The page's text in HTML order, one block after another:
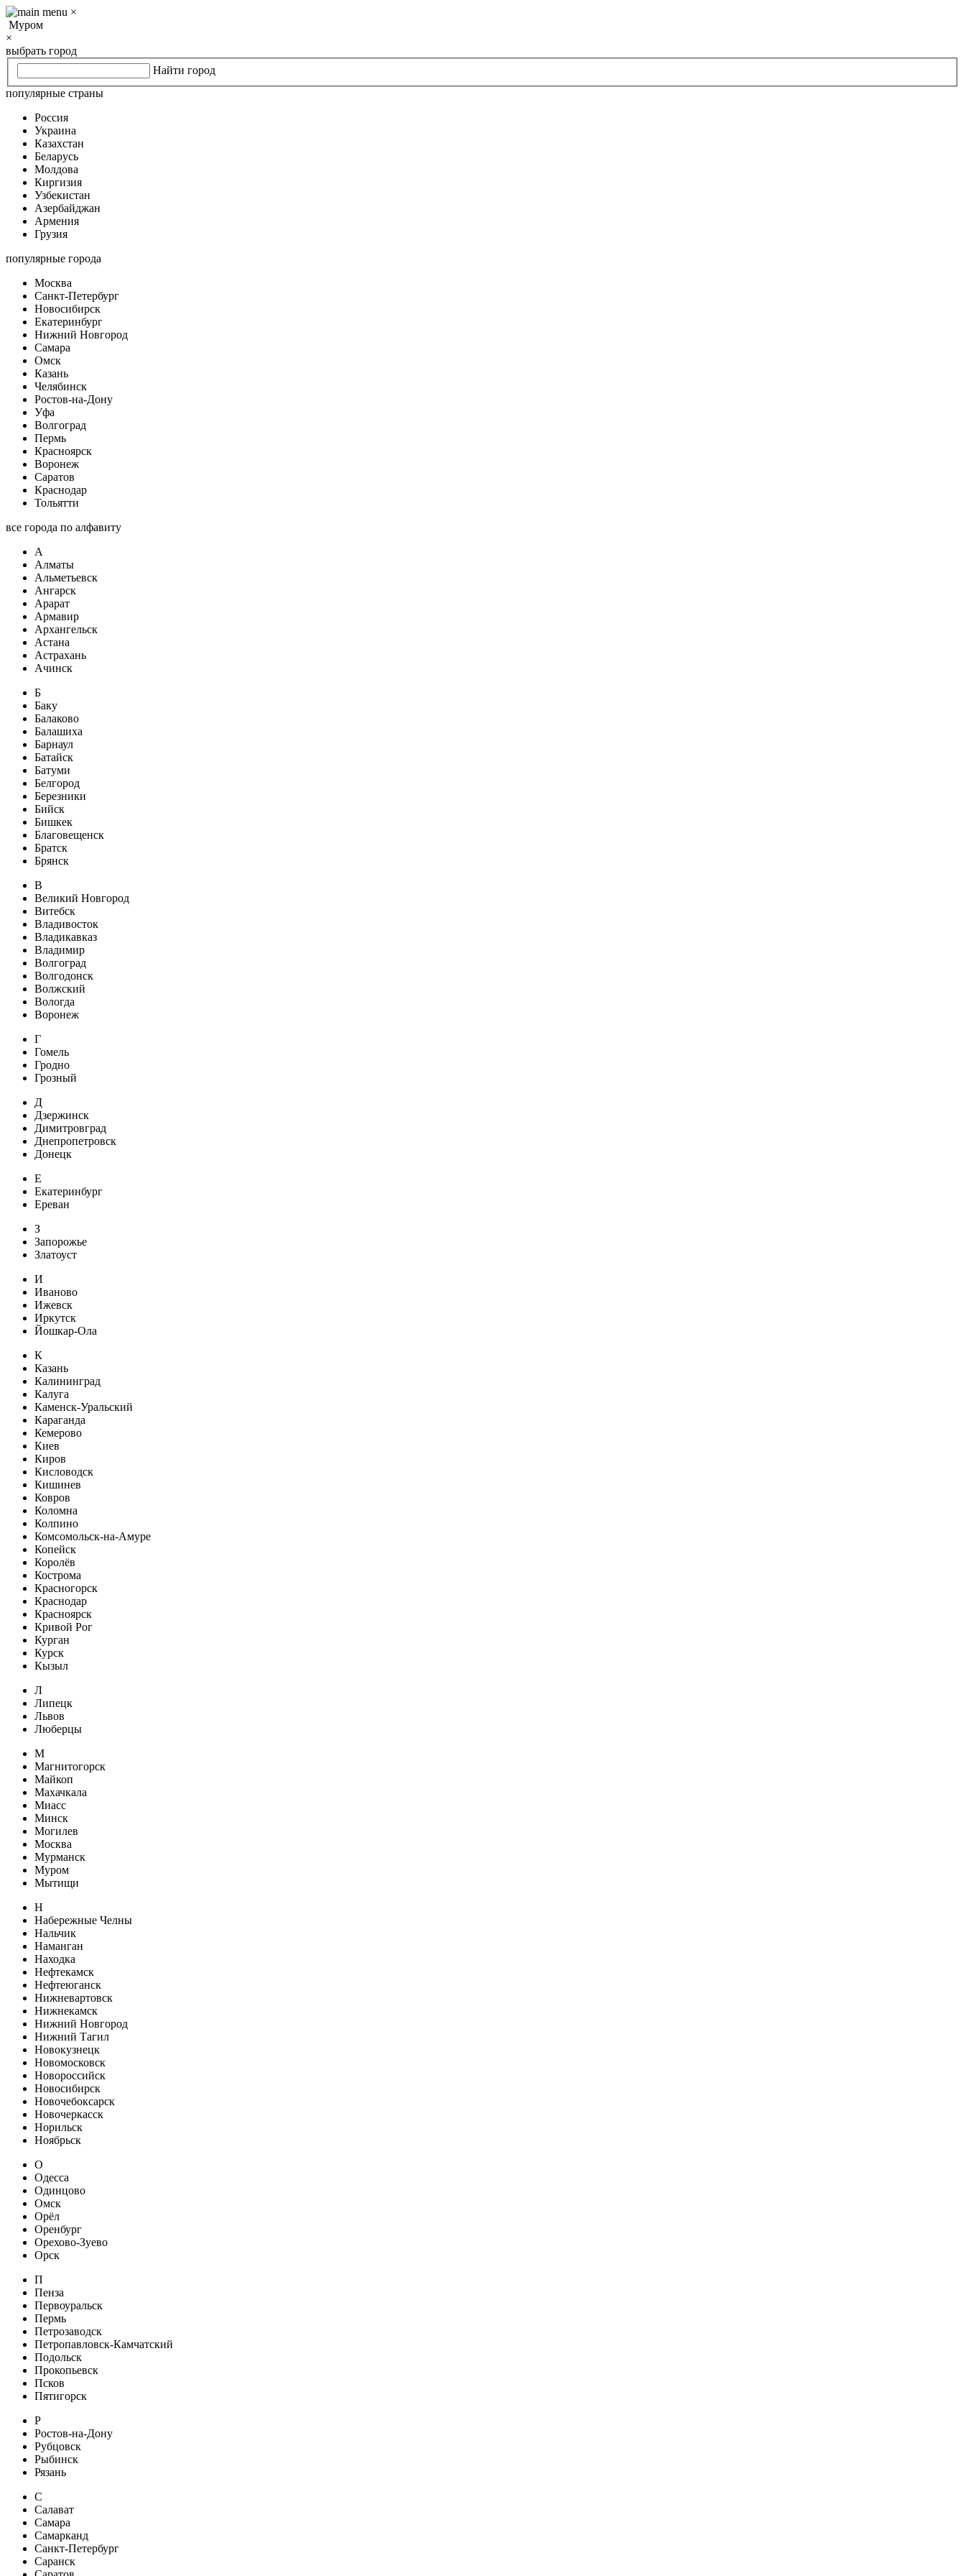
×
Муром
×
выбрать город
Найти город
популярные страны
Россия
Украина
Казахстан
Беларусь
Молдова
Киргизия
Узбекистан
Азербайджан
Армения
Грузия
популярные города
Москва
Санкт-Петербург
Новосибирск
Екатеринбург
Нижний Новгород
Самара
Омск
Казань
Челябинск
Ростов-на-Дону
Уфа
Волгоград
Пермь
Красноярск
Воронеж
Саратов
Краснодар
Тольятти
все города по алфавиту
А
Алматы
Альметьевск
Ангарск
Арарат
Армавир
Архангельск
Астана
Астрахань
Ачинск
Б
Баку
Балаково
Балашиха
Барнаул
Батайск
Батуми
Белгород
Березники
Бийск
Бишкек
Благовещенск
Братск
Брянск
В
Великий Новгород
Витебск
Владивосток
Владикавказ
Владимир
Волгоград
Волгодонск
Волжский
Вологда
Воронеж
Г
Гомель
Гродно
Грозный
Д
Дзержинск
Димитровград
Днепропетровск
Донецк
Е
Екатеринбург
Ереван
З
Запорожье
Златоуст
И
Иваново
Ижевск
Иркутск
Йошкар-Ола
К
Казань
Калининград
Калуга
Каменск-Уральский
Караганда
Кемерово
Киев
Киров
Кисловодск
Кишинев
Ковров
Коломна
Колпино
Комсомольск-на-Амуре
Копейск
Королёв
Кострома
Красногорск
Краснодар
Красноярск
Кривой Рог
Курган
Курск
Кызыл
Л
Липецк
Львов
Люберцы
М
Магнитогорск
Майкоп
Махачкала
Миасс
Минск
Могилев
Москва
Мурманск
Муром
Мытищи
Н
Набережные Челны
Нальчик
Наманган
Находка
Нефтекамск
Нефтеюганск
Нижневартовск
Нижнекамск
Нижний Новгород
Нижний Тагил
Новокузнецк
Новомосковск
Новороссийск
Новосибирск
Новочебоксарск
Новочеркасск
Норильск
Ноябрьск
О
Одесса
Одинцово
Омск
Орёл
Оренбург
Орехово-Зуево
Орск
П
Пенза
Первоуральск
Пермь
Петрозаводск
Петропавловск-Камчатский
Подольск
Прокопьевск
Псков
Пятигорск
Р
Ростов-на-Дону
Рубцовск
Рыбинск
Рязань
С
Салават
Самара
Самарканд
Санкт-Петербург
Саранск